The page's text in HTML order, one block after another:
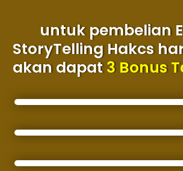
untuk pembelian
StoryTelling Hakcs
akan dapat3 Bonus